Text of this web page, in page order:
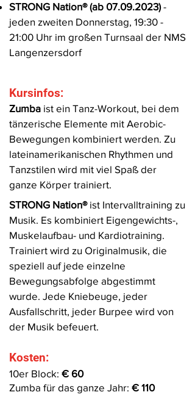
STRONG Nation®️ (ab 07.09.2023)-
jeden zweiten Donnerstag, 19:30 -
21:00 Uhr im großen Turnsaal der NMS
Langenzersdorf
Kursinfos:
Zumba ist ein Tanz-Workout, bei dem
tänzerische Elemente mit Aerobic-
Bewegungen kombiniert werden. Zu
lateinamerikanischen Rhythmen und
Tanzstilen wird mit viel Spaß der
ganze Körper trainiert.
STRONG Nation®️ ist Intervalltraining zu
Musik. Es kombiniert Eigengewichts-,
Muskelaufbau- und Kardiotraining.
Trainiert wird zu Originalmusik, die
speziell auf jede einzelne
Bewegungsabfolge abgestimmt
wurde. Jede Kniebeuge, jeder
Ausfallschritt, jeder Burpee wird von
der Musik befeuert.
Kosten:
10er Block: € 60
Zumba für das ganze Jahr: € 110